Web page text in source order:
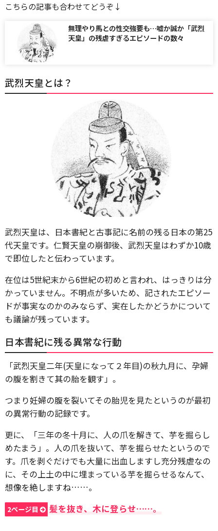
こちらの記事も合わせてどうぞ↓
無理やり馬との性交強要も…嘘か誠か「武烈
天皇」の残虐すぎるエピソードの数々
武烈天皇とは？
武烈天皇は、日本書紀と古事記に名前の残る日本の第25
代天皇です。仁賢天皇の崩御後、武烈天皇はわずか10歳
で即位したと伝わっています。
在位は5世紀末から6世紀の初めと言われ、はっきりは分
かっていません。不明点が多いため、記されたエピソー
ドが事実なのかのみならず、実在したかどうかについて
も議論が残っています。
日本書紀に残る異常な行動
「武烈天皇二年(天皇になって２年目)の秋九月に、孕婦
の腹を割きて其の胎を観す」。
つまり妊婦の腹を裂いてその胎児を見たというのが最初
の異常行動の記録です。
更に、「三年の冬十月に、人の爪を解きて、芋を掘らし
めたまう」。人の爪を抜いて、芋を掘らせたというので
す。爪を剥ぐだけでも大量に出血しますし充分残虐なの
に、その上土の中に埋まっている芋を掘らせるなんて、
想像を絶しますね……。
2ページ目 髪を抜き、木に登らせ……。